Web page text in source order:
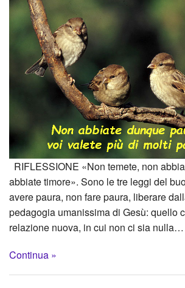
RIFLESSIONE «Non temete, non
abbiate timore». Sono le tre leggi del
avere paura, non fare paura, liberare
pedagogia umanissima di Gesù: quello
relazione nuova, in cui non ci sia nulla…
Continua »